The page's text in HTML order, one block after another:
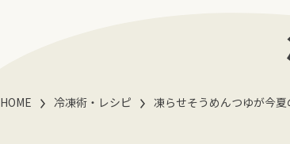
HOME 冷凍術・レシピ 凍らせそうめんつゆが今